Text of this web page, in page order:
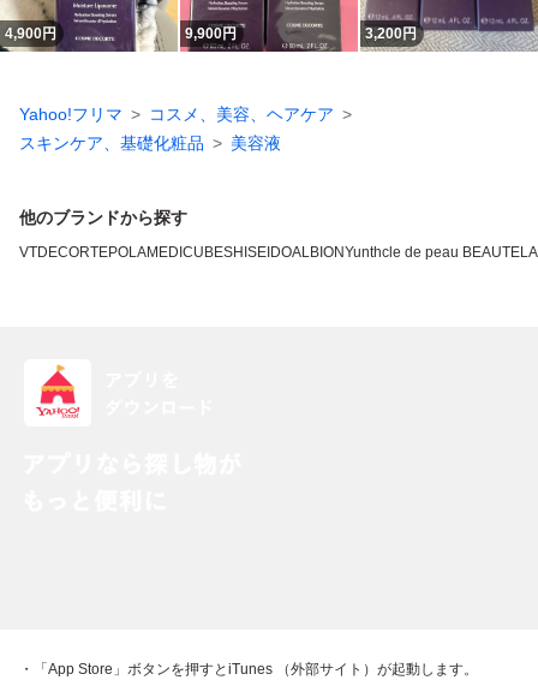
4,900円 9,900円 3,200円
Yahoo!フリマ
コスメ、美容、ヘアケア
スキンケア、基礎化粧品
美容液
他のブランドから探す
VTDECORTEPOLAMEDICUBESHISEIDOALBIONYunthcle de peau BEAUTE
・「App Store」ボタンを押すとiTunes （外部サイト）が起動します。